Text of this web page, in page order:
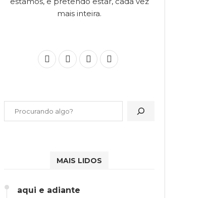
mais inteira.
MAIS LIDOS
aqui e adiante